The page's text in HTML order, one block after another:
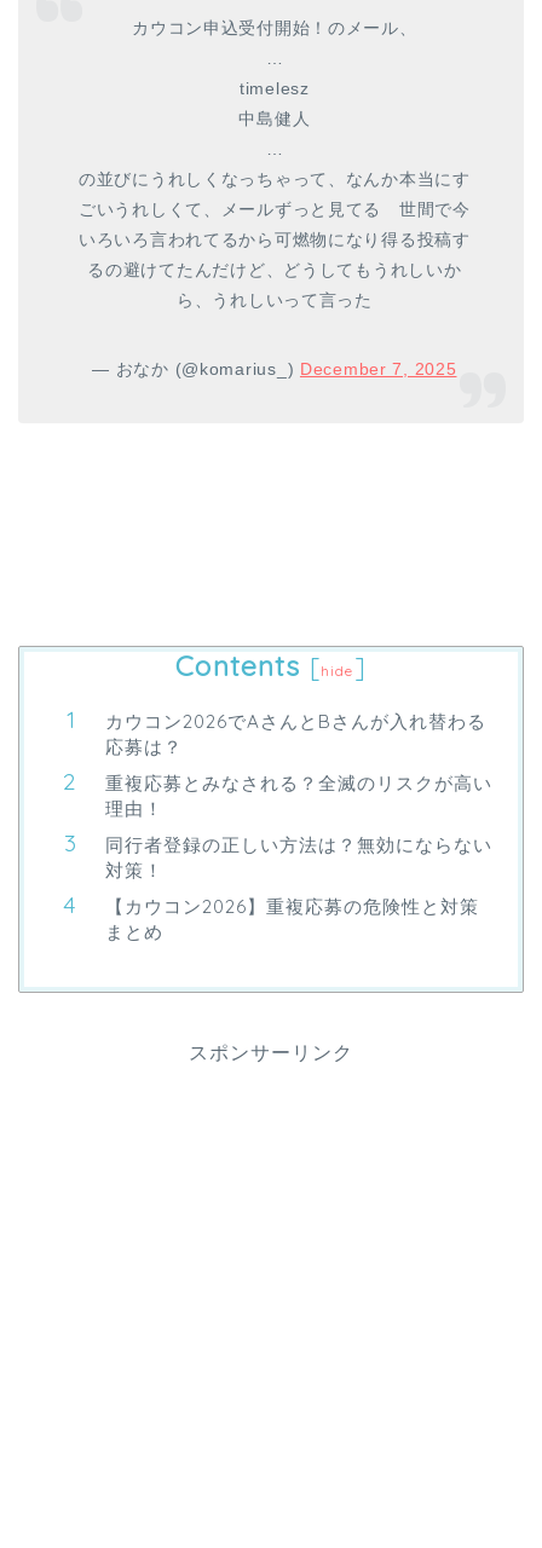
カウコン申込受付開始！のメール、
timelesz
中島健人
の並びにうれしくなっちゃって、なんか本当にす
ごいうれしくて、メールずっと見てる 世間で今
いろいろ言われてるから可燃物になり得る投稿す
るの避けてたんだけど、どうしてもうれしいか
ら、うれしいって言った
— おなか (@komarius_) December 7, 2025
Contents [hide ]
カウコン2026でAさんとBさんが入れ替わる
応募は？
重複応募とみなされる？全滅のリスクが高い
理由！
同行者登録の正しい方法は？無効にならない
対策！
【カウコン2026】重複応募の危険性と対策
まとめ
スポンサーリンク